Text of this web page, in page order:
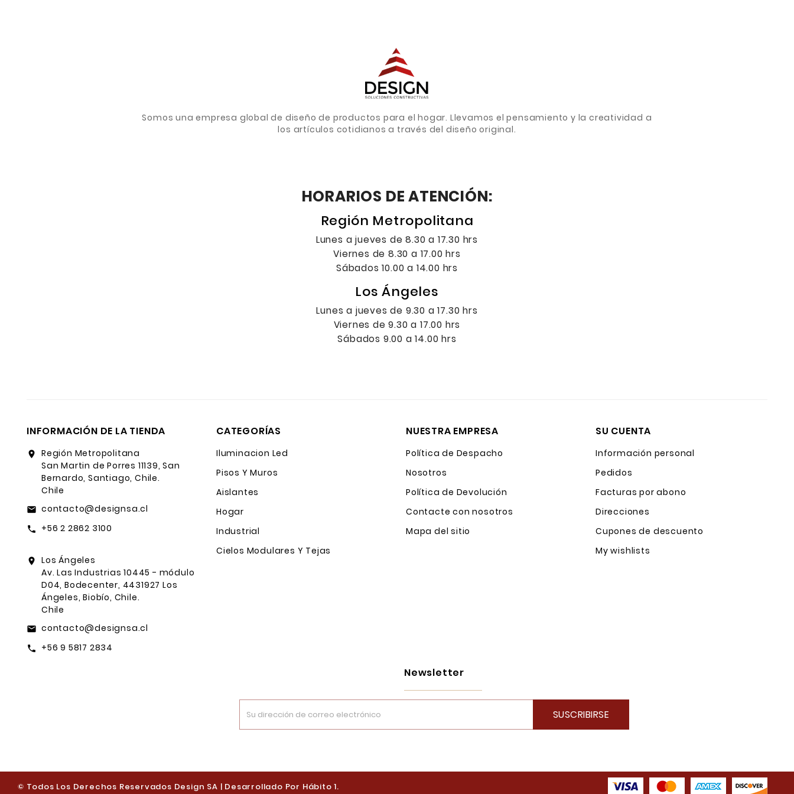
Somos una empresa global de diseño de productos para el hogar. Llevamos el pensamiento y la creatividad a
los artículos cotidianos a través del diseño original.
HORARIOS DE ATENCIÓN:
Región Metropolitana
Lunes a jueves de 8.30 a 17.30 hrs
Viernes de 8.30 a 17.00 hrs
Sábados 10.00 a 14.00 hrs
Los Ángeles
Lunes a jueves de 9.30 a 17.30 hrs
Viernes de 9.30 a 17.00 hrs
Sábados 9.00 a 14.00 hrs
INFORMACIÓN DE LA TIENDA
location_on
Región Metropolitana
San Martin de Porres 11139, San
Bernardo, Santiago, Chile.
Chile
email contacto@designsa.cl
call +56 2 2862 3100
location_on
Los Ángeles
Av. Las Industrias 10445 - módulo
D04, Bodecenter, 4431927 Los
Ángeles, Biobío, Chile.
Chile
email contacto@designsa.cl
call +56 9 5817 2834
CATEGORÍAS
Iluminacion Led
Pisos Y Muros
Aislantes
Hogar
Industrial
Cielos Modulares Y Tejas
NUESTRA EMPRESA
Política de Despacho
Nosotros
Política de Devolución
Contacte con nosotros
Mapa del sitio
SU CUENTA
Información personal
Pedidos
Facturas por abono
Direcciones
Cupones de descuento
My wishlists
Newsletter
SUSCRIBIRSE
© Todos Los Derechos Reservados Design SA | Desarrollado Por Hábito 1.